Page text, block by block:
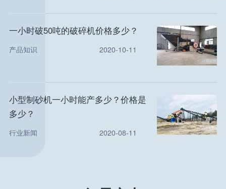
一小时破50吨的破碎机价格多少？
产品知识 2020-10-11
小型制砂机一小时能产多少？价格是
多少？
行业新闻 2020-08-11